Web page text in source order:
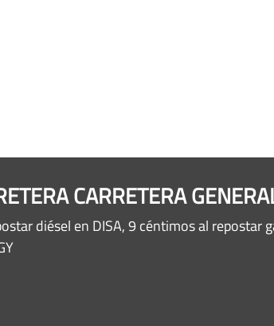
CARRETERA
diésel en DISA, 9 céntimos al repostar